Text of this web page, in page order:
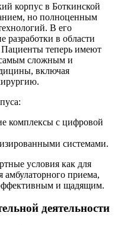
корпус в Боткинской
но полноценным
В его
в области
Пациенты теперь имеют
сложным и
включая
комплексы с цифровой
системами.
условия как для
амбулаторного приема,
эффективным и щадящим.
деятельности